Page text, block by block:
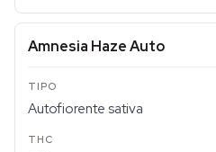
Amnesia Haze Auto
Autofiorente sativa